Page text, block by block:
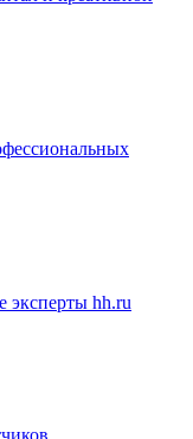
эксперты hh.ru